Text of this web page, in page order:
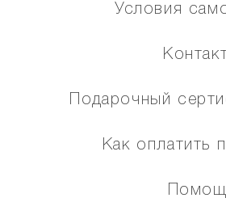
Условия
Подарочный
Как оплатить